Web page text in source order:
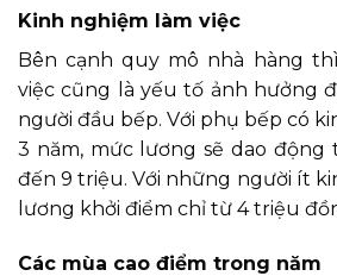
Kinh nghiệm làm việc
Bên cạnh quy mô nhà hàng
việc cũng là yếu tố ảnh hưởng
người đầu bếp. Với phụ bếp có
3 năm, mức lương sẽ dao
đến 9 triệu. Với những người ít
lương khởi điểm chỉ từ 4 triệu
Các mùa cao điểm trong năm